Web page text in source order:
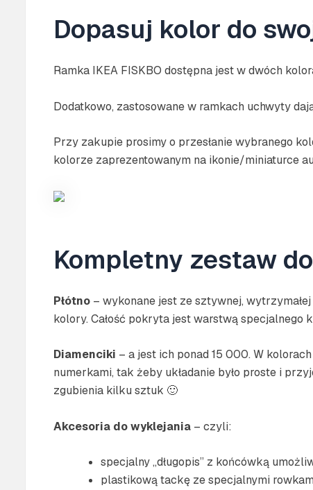
Dopasuj kolor do
Ramka IKEA FISKBO dostępna jest w dwóch
Dodatkowo, zastosowane w ramkach uchwyty
Przy zakupie prosimy o przesłanie wybranego
kolorze zaprezentowanym na ikonie/miniaturce
Kompletny zestaw
Płótno – wykonane jest ze sztywnej,
kolory. Całość pokryta jest warstwą specjalnego
Diamenciki – a jest ich ponad 15 000. W
numerkami, tak żeby układanie było proste i
zgubienia kilku sztuk 🙂
Akcesoria do wyklejania – czyli:
specjalny „długopis” z końcówką
plastikową tackę ze specjalnymi